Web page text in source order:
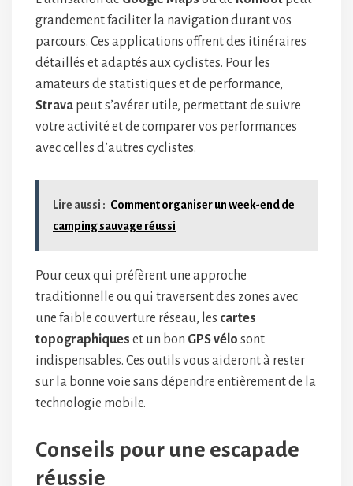
grandement faciliter la navigation durant vos
parcours. Ces applications offrent des itinéraires
détaillés et adaptés aux cyclistes. Pour les
amateurs de statistiques et de performance,
Strava peut s’avérer utile, permettant de suivre
votre activité et de comparer vos performances
avec celles d’autres cyclistes.
Lire aussi : Comment organiser un week-end de
camping sauvage réussi
Pour ceux qui préfèrent une approche
traditionnelle ou qui traversent des zones avec
une faible couverture réseau, les cartes
topographiques et un bon GPS vélo sont
indispensables. Ces outils vous aideront à rester
sur la bonne voie sans dépendre entièrement de la
technologie mobile.
Conseils pour une escapade
réussie